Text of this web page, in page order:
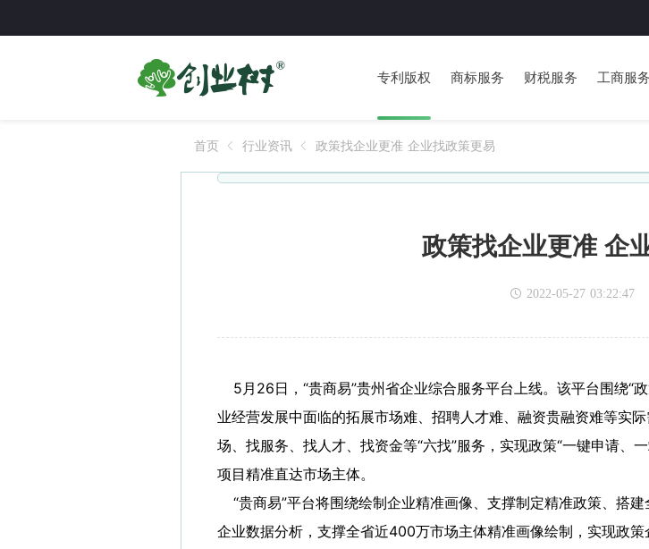
专利版权 商标服务 财税服务 工商服务
首页 行业资讯 政策找企业更准 企业找政策更易
政策找企业更准 企
2022-05-27 03:22:47
5月26日，“贵商易”贵州省企业综合服务平台上线。该平台围绕“
业经营发展中面临的拓展市场难、招聘人才难、融资贵融资难等实
场、找服务、找人才、找资金等“六找”服务，实现政策“一键申请、
项目精准直达市场主体。
“贵商易”平台将围绕绘制企业精准画像、支撑制定精准政策、搭
企业数据分析，支撑全省近400万市场主体精准画像绘制，实现政策